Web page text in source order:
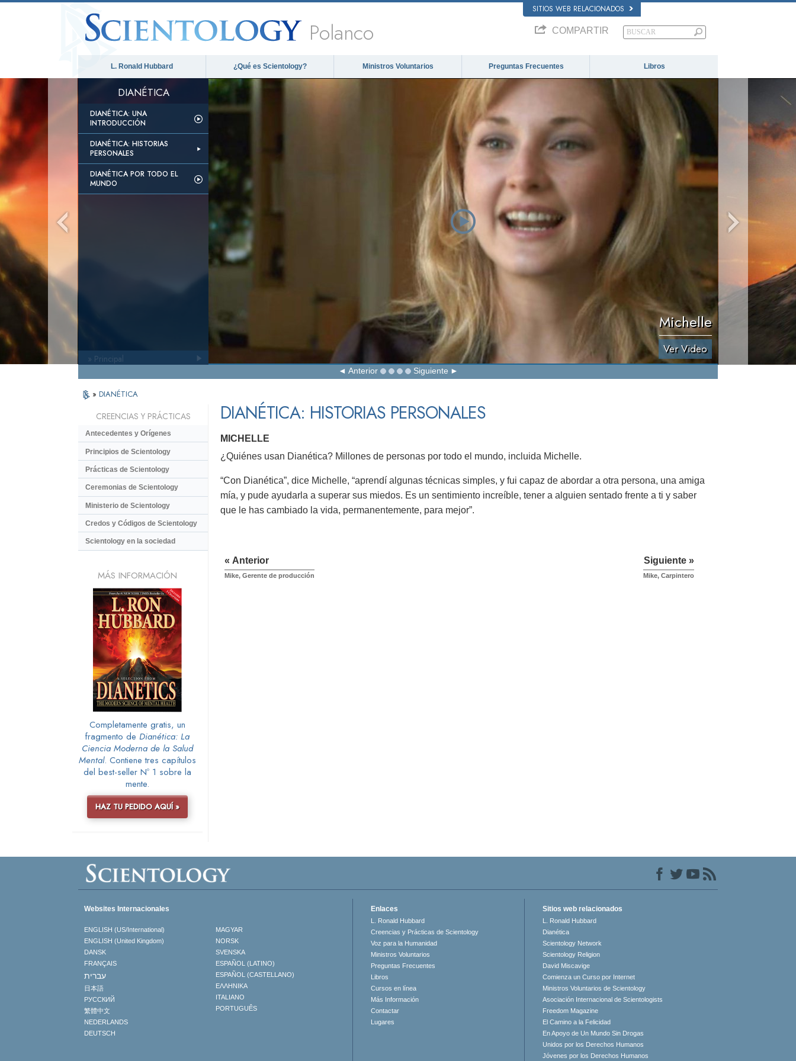
SITIOS WEB RELACIONADOS
Polanco COMPARTIR
L. Ronald Hubbard ¿Qué es Scientology? Ministros Voluntarios Preguntas Frecuentes Libros
DIANÉTICA
DIANÉTICA: UNA
INTRODUCCIÓN
DIANÉTICA: HISTORIAS
PERSONALES
DIANÉTICA POR TODO EL
MUNDO
Michelle
Ver Video
Anterior Siguiente
» Principal
» DIANÉTICA
DIANÉTICA: HISTORIAS PERSONALES
MICHELLE
¿Quiénes usan Dianética? Millones de personas por todo el mundo, incluida Michelle.
“Con Dianética”, dice Michelle, “aprendí algunas técnicas simples, y fui capaz de abordar a otra persona, una amiga
mía, y pude ayudarla a superar sus miedos. Es un sentimiento increíble, tener a alguien sentado frente a ti y saber
que le has cambiado la vida, permanentemente, para mejor”.
« Anterior
Mike, Gerente de producción
Siguiente »
Mike, Carpintero
CREENCIAS Y PRÁCTICAS
Antecedentes y Orígenes
Principios de Scientology
Prácticas de Scientology
Ceremonias de Scientology
Ministerio de Scientology
Credos y Códigos de Scientology
Scientology en la sociedad
MÁS INFORMACIÓN
Completamente gratis, un
fragmento de Dianética: La
Ciencia Moderna de la Salud
Mental. Contiene tres capítulos
del best-seller Nº 1 sobre la
mente.
HAZ TU PEDIDO AQUÍ »
Websites Internacionales
ENGLISH (US/International)
ENGLISH (United Kingdom)
DANSK
FRANÇAIS
עברית
日本語
РУССКИЙ
繁體中文
NEDERLANDS
DEUTSCH
MAGYAR
NORSK
SVENSKA
ESPAÑOL (LATINO)
ESPAÑOL (CASTELLANO)
ΕΛΛΗΝΙΚA
ITALIANO
PORTUGUÊS
Enlaces
L. Ronald Hubbard
Creencias y Prácticas de Scientology
Voz para la Humanidad
Ministros Voluntarios
Preguntas Frecuentes
Libros
Cursos en línea
Más Información
Contactar
Lugares
Sitios web relacionados
L. Ronald Hubbard
Dianética
Scientology Network
Scientology Religion
David Miscavige
Comienza un Curso por Internet
Ministros Voluntarios de Scientology
Asociación Internacional de Scientologists
Freedom Magazine
El Camino a la Felicidad
En Apoyo de Un Mundo Sin Drogas
Unidos por los Derechos Humanos
Jóvenes por los Derechos Humanos